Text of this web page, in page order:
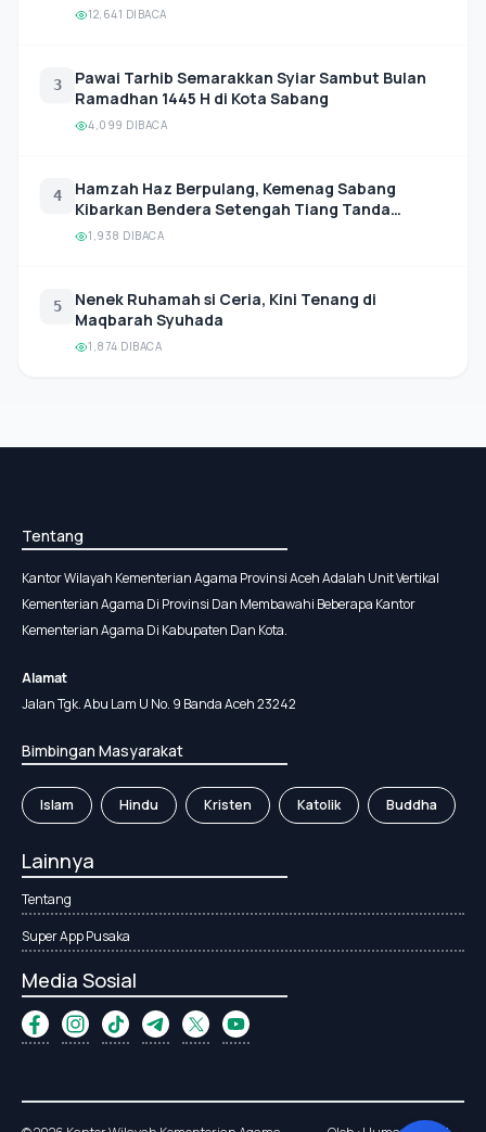
12,641 DIBACA
3
Pawai Tarhib Semarakkan Syiar Sambut Bulan
Ramadhan 1445 H di Kota Sabang
4,099 DIBACA
4
Hamzah Haz Berpulang, Kemenag Sabang
Kibarkan Bendera Setengah Tiang Tanda
Belasungkawa
1,938 DIBACA
5
Nenek Ruhamah si Ceria, Kini Tenang di
Maqbarah Syuhada
1,874 DIBACA
Tentang
Kantor Wilayah Kementerian Agama Provinsi Aceh Adalah Unit Vertikal
Kementerian Agama Di Provinsi Dan Membawahi Beberapa Kantor
Kementerian Agama Di Kabupaten Dan Kota.
Alamat
Jalan Tgk. Abu Lam U No. 9 Banda Aceh 23242
Bimbingan Masyarakat
Islam Hindu Kristen Katolik Buddha
Lainnya
Tentang
Super App Pusaka
Media Sosial